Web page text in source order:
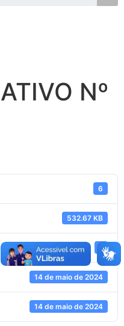
Nº
6
532.67 KB
1
14 de maio de 2024
14 de maio de 2024